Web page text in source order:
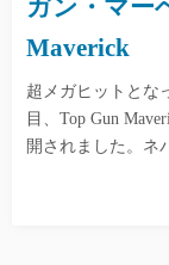
ガン・マー
Maverick
超メガヒットとな
目、Top Gun
開されました。ネ